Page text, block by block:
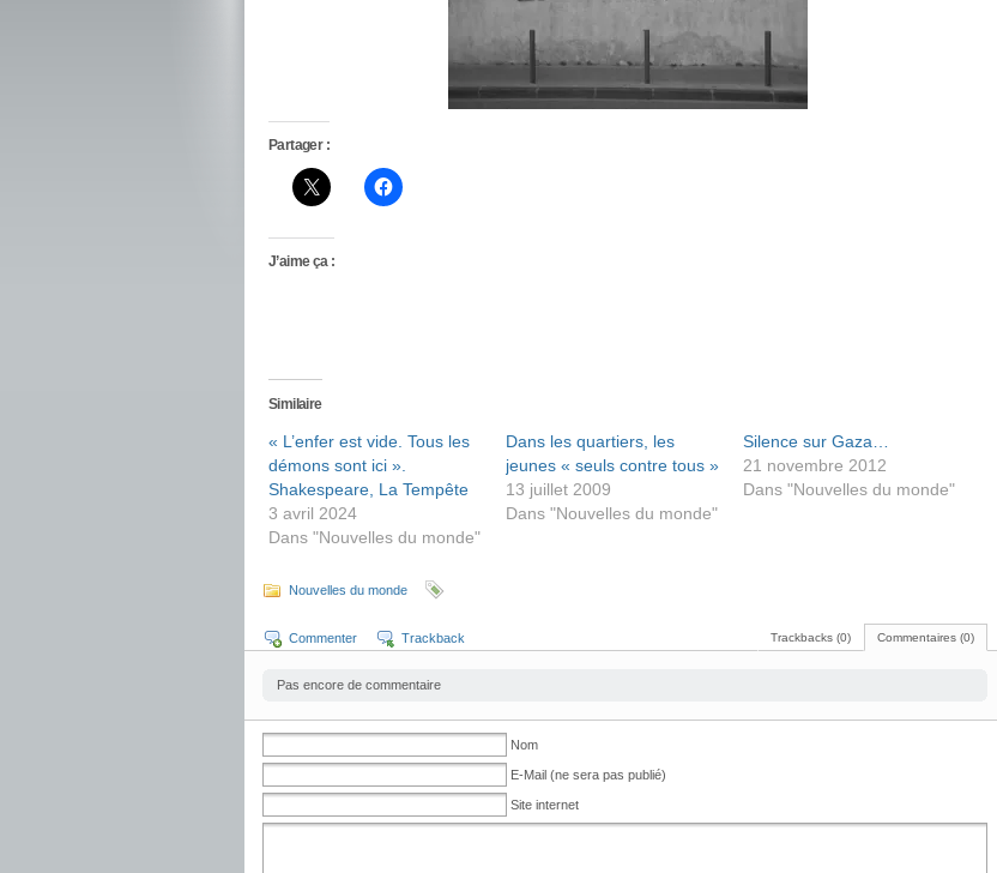
Partager :
J’aime ça :
Similaire
« L’enfer est vide. Tous les
démons sont ici ».
Shakespeare, La Tempête
3 avril 2024
Dans "Nouvelles du monde"
Dans les quartiers, les
jeunes « seuls contre tous »
13 juillet 2009
Dans "Nouvelles du monde"
Silence sur Gaza…
21 novembre 2012
Dans "Nouvelles du monde"
Nouvelles du monde
Commentaires (0)
Trackbacks (0)
Commenter Trackback
Pas encore de commentaire
Nom
E-Mail (ne sera pas publié)
Site internet